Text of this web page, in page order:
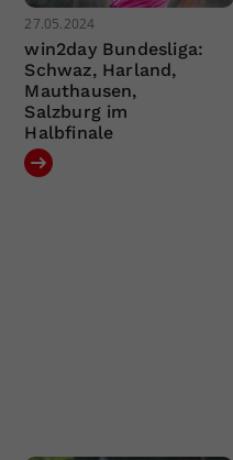
27.05.2024
win2day Bundesliga:
Schwaz, Harland,
Mauthausen,
Salzburg im
Halbfinale